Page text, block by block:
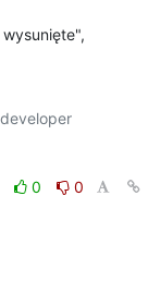
0
0